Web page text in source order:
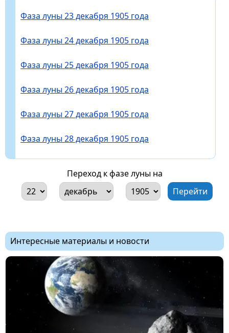
Фаза луны 23 декабря 1905 года
Фаза луны 24 декабря 1905 года
Фаза луны 25 декабря 1905 года
Фаза луны 26 декабря 1905 года
Фаза луны 27 декабря 1905 года
Фаза луны 28 декабря 1905 года
Переход к фазе луны на
Интересные материалы и новости